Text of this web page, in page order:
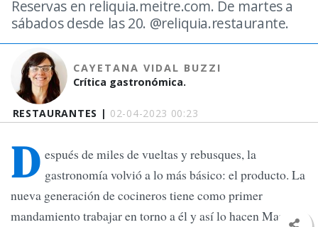
RESTAURANTES | 02-04-2023 00:23
Reservas en reliquia.meitre.com. De martes a
sábados desde las 20. @reliquia.restaurante.
CAYETANA VIDAL BUZZI
Crítica gastronómica.
D espués de miles de vueltas y rebusques, la
gastronomía volvió a lo más básico: el producto. La
nueva generación de cocineros tiene como primer
mandamiento trabajar en torno a él y así lo hacen María